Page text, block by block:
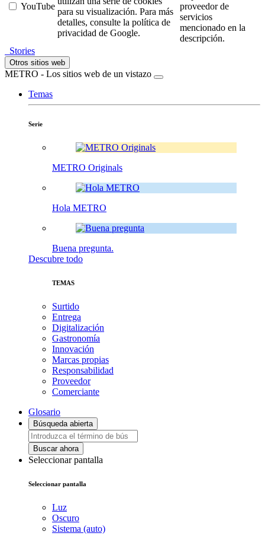
YouTube
para su visualización. Para más
detalles, consulte la política de
privacidad de Google.
proveedor de
servicios
mencionado en la
descripción.
Stories
Otros sitios web
METRO - Los sitios web de un vistazo
Temas
Serie
METRO Originals
Hola METRO
Buena pregunta.
Descubre todo
TEMAS
Surtido
Entrega
Digitalización
Gastronomía
Innovación
Marcas propias
Responsabilidad
Proveedor
Comerciante
Glosario
Búsqueda abierta
Buscar ahora
Seleccionar pantalla
Seleccionar pantalla
Luz
Oscuro
Sistema (auto)